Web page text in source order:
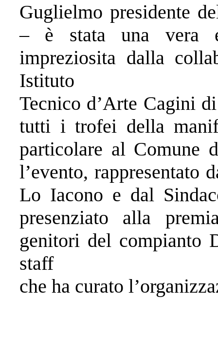
Guglielmo presidente
– è stata una vera
impreziosita dalla
Istituto
Tecnico d’Arte Cagini
tutti i trofei della
particolare al Comune
l’evento, rappresentato
Lo Iacono e dal
presenziato alla
genitori del compianto
staff
che ha curato